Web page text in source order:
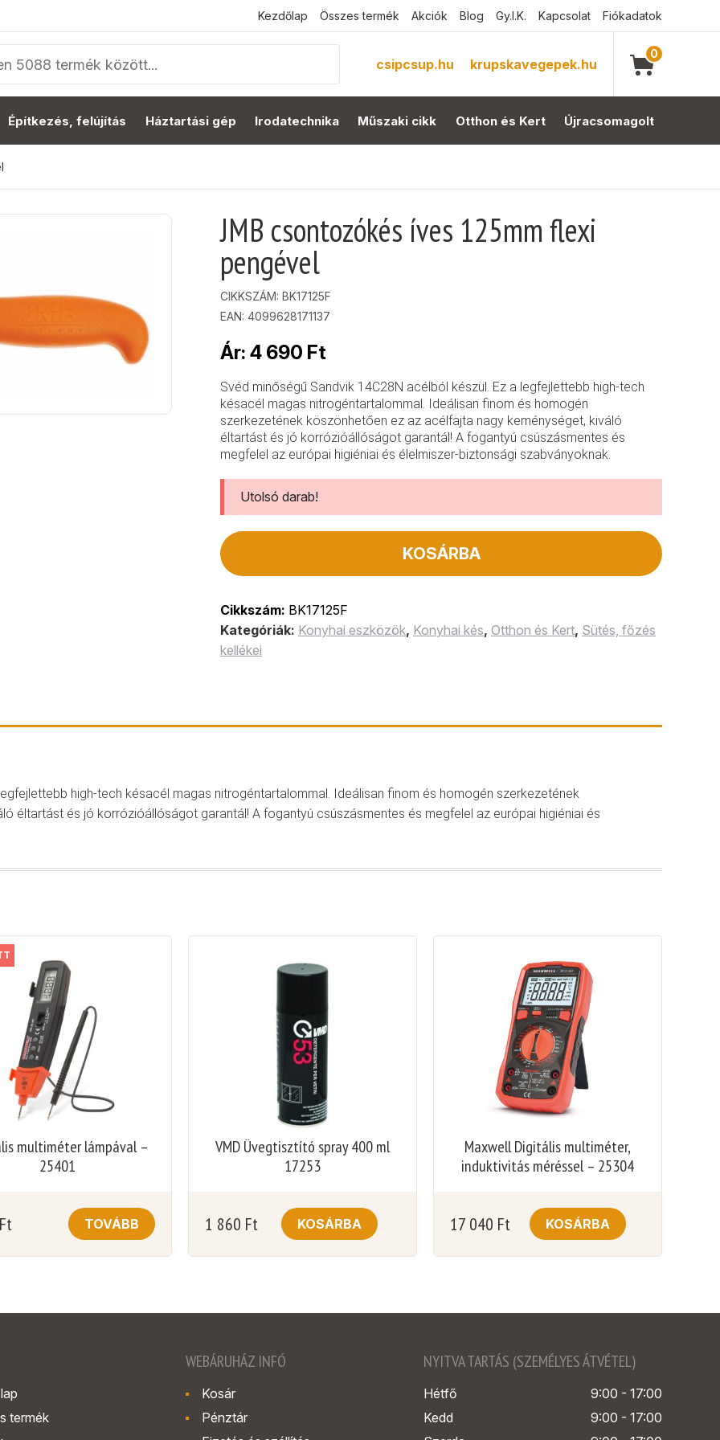
Kezdőlap Összes termék Akciók Blog Gy.I.K. Kapcsolat Fiókadatok
csipcsup.hu krupskavegepek.hu
0
Építkezés, felújítás Háztartási gép Irodatechnika Műszaki cikk Otthon és Kert Újracsomagolt
JMB csontozókés íves 125mm flexi
pengével
CIKKSZÁM: BK17125F
EAN: 4099628171137
Ár: 4 690 Ft
Svéd minőségű Sandvik 14C28N acélból készül. Ez a legfejlettebb high-tech
késacél magas nitrogéntartalommal. Ideálisan finom és homogén
szerkezetének köszönhetően ez az acélfajta nagy keménységet, kiváló
éltartást és jó korrózióállóságot garantál! A fogantyú csúszásmentes és
megfelel az európai higiéniai és élelmiszer-biztonsági szabványoknak.
Utolsó darab!
KOSÁRBA
Cikkszám: BK17125F
Kategóriák: Konyhai eszközök, Konyhai kés, Otthon és Kert, Sütés, főzés
kellékei
high-tech késacél magas nitrogéntartalommal. Ideálisan finom és homogén szerkezetének
éltartást és jó korrózióállóságot garantál! A fogantyú csúszásmentes és megfelel az európai higiéniai és
multiméter lámpával –
25401
Ft TOVÁBB
VMD Üvegtisztító spray 400 ml
17253
1 860 Ft KOSÁRBA
Maxwell Digitális multiméter,
induktivitás méréssel – 25304
17 040 Ft KOSÁRBA
termék
WEBÁRUHÁZ INFÓ
Kosár
Pénztár
NYITVA TARTÁS (SZEMÉLYES ÁTVÉTEL)
Hétfő
9:00 - 17:00
Kedd
9:00 - 17:00